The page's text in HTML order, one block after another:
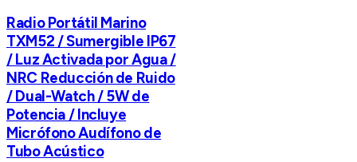
Radio Portátil Marino
TXM52 / Sumergible IP67
/ Luz Activada por Agua /
NRC Reducción de Ruido
/ Dual-Watch / 5W de
Potencia / Incluye
Micrófono Audífono de
Tubo Acústico